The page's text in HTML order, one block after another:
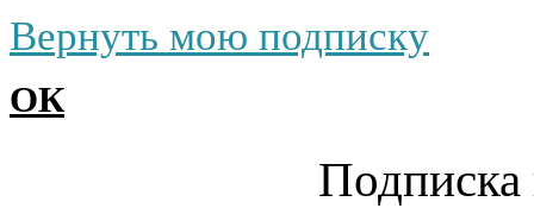
Вернуть мою подписку
ОК
Подписка